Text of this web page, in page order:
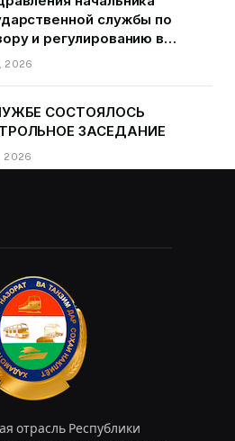
службы по
и регулированию в
транспорта Курбонзода
2026
СОСТОЯЛОСЬ
ЗАСЕДАНИЕ
2026
отрасль Республики